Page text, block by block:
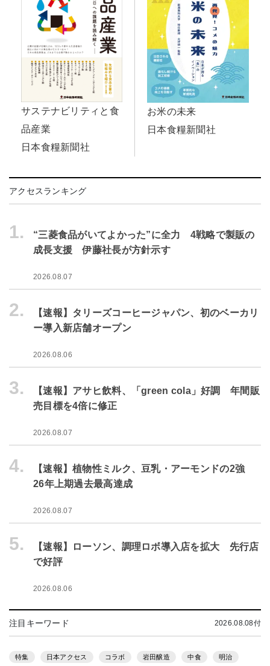
サステナビリティと食
品産業
日本食糧新聞社
お米の未来
日本食糧新聞社
アクセスランキング
1.
“三菱食品がいてよかった”に全力 4戦略で製販の
成長支援 伊藤社長が方針示す
2026.08.07
2.
【速報】タリーズコーヒージャパン、初のベーカリ
ー導入新店舗オープン
2026.08.06
3.
【速報】アサヒ飲料、「green cola」好調 年間販
売目標を4倍に修正
2026.08.07
4.
【速報】植物性ミルク、豆乳・アーモンドの2強
26年上期過去最高達成
2026.08.07
5.
【速報】ローソン、調理ロボ導入店を拡大 先行店
で好評
2026.08.06
注目キーワード 2026.08.08付
特集 日本アクセス コラボ 岩田醸造 中食 明治